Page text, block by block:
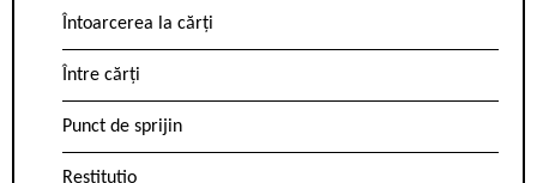
Întoarcerea la cărți
Între cărți
Punct de sprijin
Restitutio